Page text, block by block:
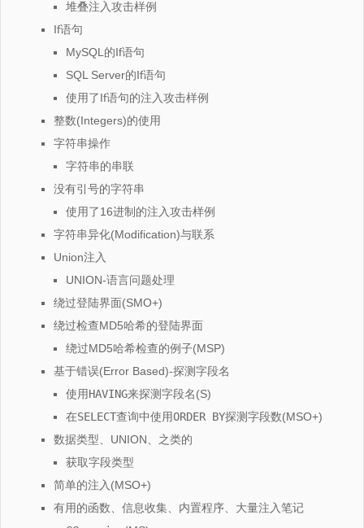
堆叠注入攻击样例
If语句
MySQL的If语句
SQL Server的If语句
使用了If语句的注入攻击样例
整数(Integers)的使用
字符串操作
字符串的串联
没有引号的字符串
使用了16进制的注入攻击样例
字符串异化(Modification)与联系
Union注入
UNION-语言问题处理
绕过登陆界面(SMO+)
绕过检查MD5哈希的登陆界面
绕过MD5哈希检查的例子(MSP)
基于错误(Error Based)-探测字段名
使用HAVING来探测字段名(S)
在SELECT查询中使用ORDER BY探测字段数(MSO+)
数据类型、UNION、之类的
获取字段类型
简单的注入(MSO+)
有用的函数、信息收集、内置程序、大量注入笔记